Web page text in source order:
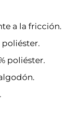
a la fricción.
poliéster.
poliéster.